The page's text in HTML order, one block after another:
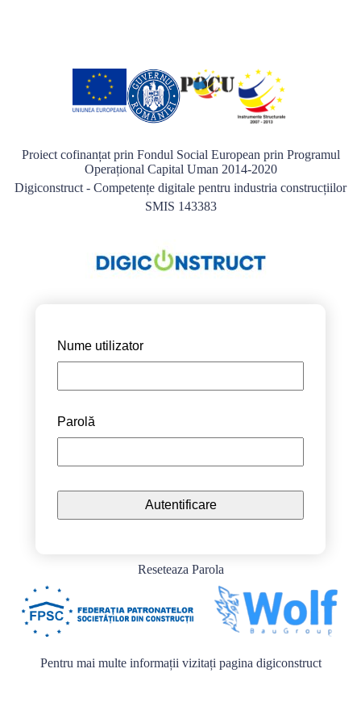
Proiect cofinanțat prin Fondul Social European prin Programul
Operațional Capital Uman 2014-2020
Digiconstruct - Competențe digitale pentru industria construcțiilor
SMIS 143383
Nume utilizator
Parolă
Reseteaza Parola
Pentru mai multe informații vizitați pagina digiconstruct